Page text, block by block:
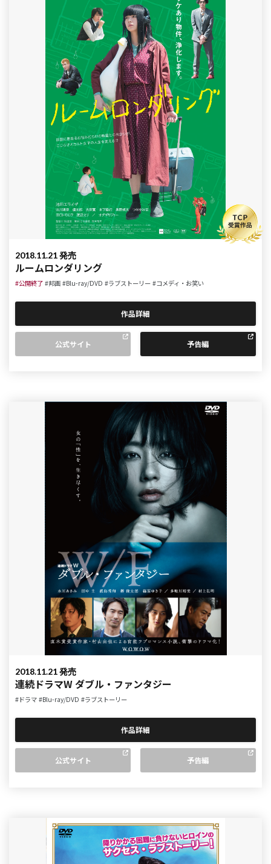
2018.11.21 発売
ルームロンダリング
#公開終了 #邦画 #Blu-ray/DVD #ラブストーリー #コメディ・お笑い
作品詳細
公式サイト 予告編
2018.11.21 発売
連続ドラマW ダブル・ファンタジー
#ドラマ #Blu-ray/DVD #ラブストーリー
作品詳細
公式サイト 予告編